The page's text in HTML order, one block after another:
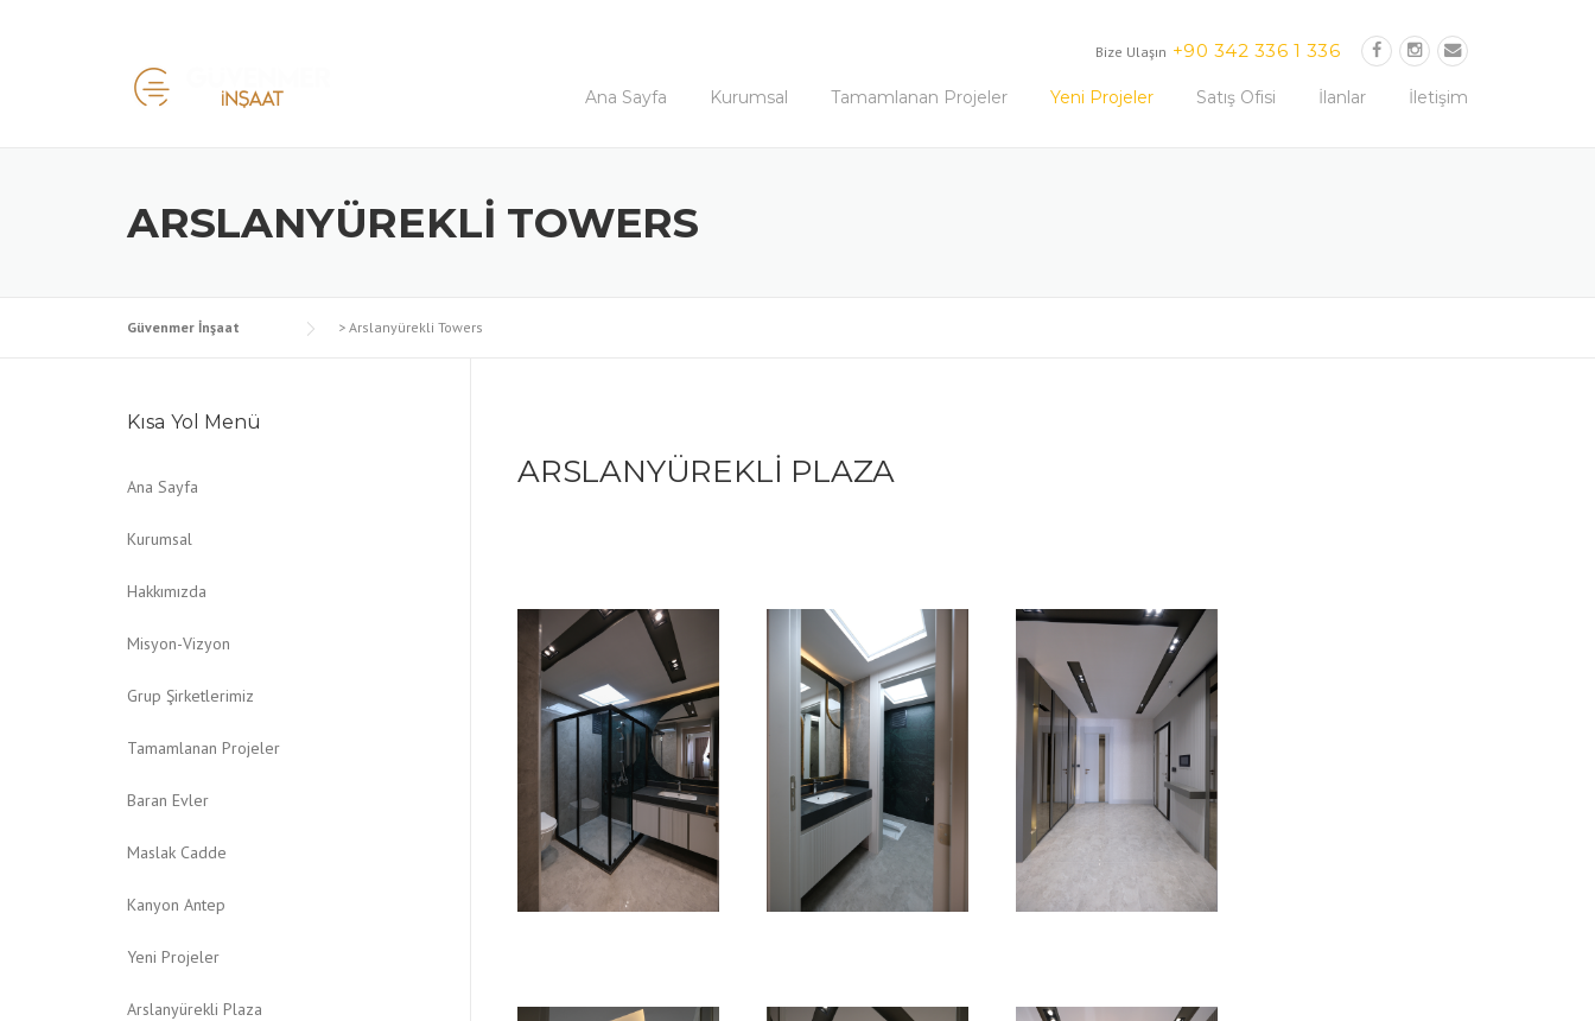
Bize Ulaşın +90 342 336 1 336
Ana Sayfa Kurumsal Tamamlanan Projeler Yeni Projeler Satış Ofisi İlanlar İletişim
ARSLANYÜREKLI TOWERS
Güvenmer İnşaat > Arslanyürekli Towers
ARSLANYÜREKLİ PLAZA
Kısa Yol Menü
Ana Sayfa
Kurumsal
Hakkımızda
Misyon-Vizyon
Grup Şirketlerimiz
Tamamlanan Projeler
Baran Evler
Maslak Cadde
Kanyon Antep
Yeni Projeler
Arslanyürekli Plaza